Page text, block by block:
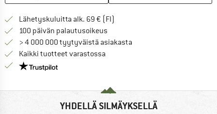
Lähetyskuluitta alk. 69 € (FI)
100 päivän palautusoikeus
> 4 000 000 tyytyväistä asiakasta
Kaikki tuotteet varastossa
Meillä on Trustpilot -sertifiointi - lue lisää tästä!
YHDELLÄ SILMÄYKSELLÄ